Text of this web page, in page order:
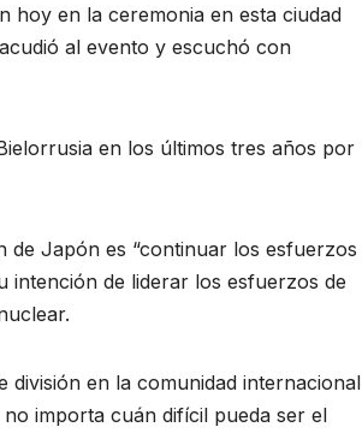
hoy en la ceremonia en esta ciudad
al evento y escuchó con
en los últimos tres años por
de Japón es “continuar los esfuerzos
intención de liderar los esfuerzos de
división en la comunidad internacional
importa cuán difícil pueda ser el